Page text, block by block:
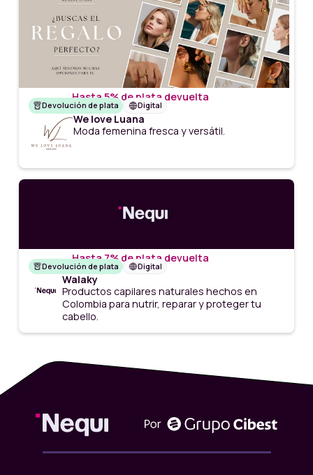
Hasta 5% de plata devuelta
Devolución de plata Digital
We love Luana
Moda femenina fresca y versátil.
Hasta 7% de plata devuelta
Devolución de plata Digital
Walaky
Productos capilares naturales hechos en
Colombia para nutrir, reparar y proteger tu
cabello.